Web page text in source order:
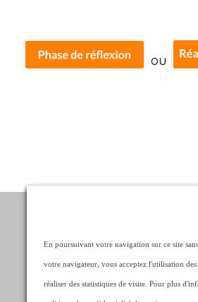
ou
Bureau d'Ingénierie
Technique, Technologique et Design de
En poursuivant votre navigation sur ce site
votre navigateur, vous acceptez l'utilisation des
réaliser des statistiques de visite. Pour plus